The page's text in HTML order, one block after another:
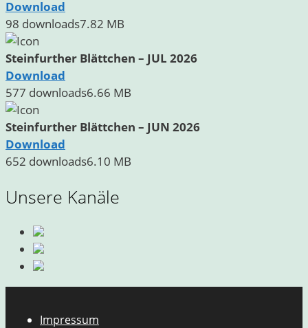
Download
98 downloads7.82 MB
Steinfurther Blättchen – JUL 2026
Download
577 downloads6.66 MB
Steinfurther Blättchen – JUN 2026
Download
652 downloads6.10 MB
Unsere Kanäle
Impressum